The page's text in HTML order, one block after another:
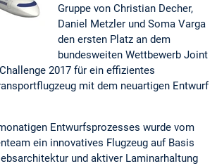
Gruppe von Christian Decher,
Daniel Metzler und Soma Varga
den ersten Platz an dem
bundesweiten Wettbewerb Joint
2017 für ein effizientes
mit dem neuartigen Entwurf
Entwurfsprozesses wurde vom
ein innovatives Flugzeug auf Basis
und aktiver Laminarhaltung